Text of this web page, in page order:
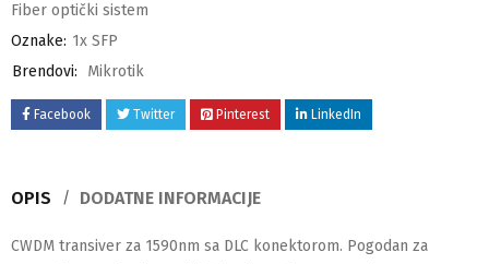
Fiber optički sistem
Oznake: 1x SFP
Brendovi:
Mikrotik
Facebook Twitter Pinterest LinkedIn
OPIS DODATNE INFORMACIJE
CWDM transiver za 1590nm sa DLC konektorom. Pogodan za